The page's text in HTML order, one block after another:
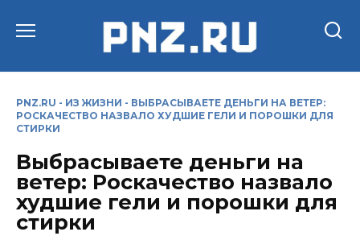
PNZ.RU - ИЗ ЖИЗНИ - ВЫБРАСЫВАЕТЕ ДЕНЬГИ НА ВЕТЕР:
РОСКАЧЕСТВО НАЗВАЛО ХУДШИЕ ГЕЛИ И ПОРОШКИ ДЛЯ
СТИРКИ
Выбрасываете деньги на
ветер: Роскачество назвало
худшие гели и порошки для
стирки